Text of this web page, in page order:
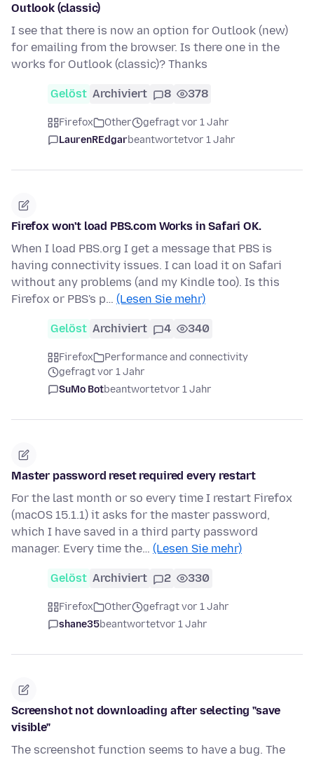
Outlook (classic)
I see that there is now an option for Outlook (new)
for emailing from the browser. Is there one in the
works for Outlook (classic)? Thanks
Gelöst Archiviert 8 378
Firefox Other
gefragt vor 1 Jahr
LaurenREdgarbeantwortetvor 1 Jahr
Firefox won't load PBS.com Works in Safari OK.
When I load PBS.org I get a message that PBS is
having connectivity issues. I can load it on Safari
without any problems (and my Kindle too). Is this
Firefox or PBS's p… (Lesen Sie mehr)
Gelöst Archiviert 4 340
Firefox
Performance and connectivity
gefragt vor 1 Jahr
SuMo Botbeantwortetvor 1 Jahr
Master password reset required every restart
For the last month or so every time I restart Firefox
(macOS 15.1.1) it asks for the master password,
which I have saved in a third party password
manager. Every time the… (Lesen Sie mehr)
Gelöst Archiviert 2 330
Firefox Other
gefragt vor 1 Jahr
shane35beantwortetvor 1 Jahr
Screenshot not downloading after selecting "save
visible"
The screenshot function seems to have a bug. The